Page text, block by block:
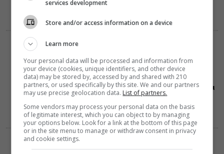
21:12
Γιατί ο Θεός
επιτρέπει να
πεθαίνουν νέοι
άνθρωποι
08 Αυγούστου 2026
services development
Store and/or access information on a device
Learn more
Your personal data will be processed and information from
your device (cookies, unique identifiers, and other device
data) may be stored by, accessed by and shared with 210
partners, or used specifically by this site. We and our partners
may use precise geolocation data. List of partners.
Some vendors may process your personal data on the basis
of legitimate interest, which you can object to by managing
your options below. Look for a link at the bottom of this page
or in the site menu to manage or withdraw consent in privacy
and cookie settings.